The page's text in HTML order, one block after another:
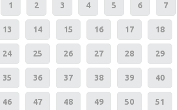
1 2 3 4 5 6 7
13 14 15 16 17 18
24 25 26 27 28 29
35 36 37 38 39 40
46 47 48 49 50 51